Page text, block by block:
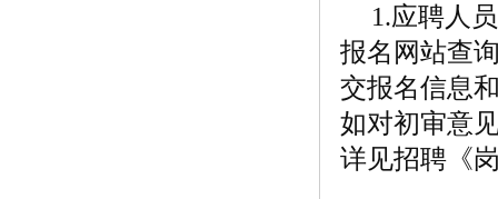
1.应聘人
报名网站查
交报名信息
如对初审意
详见招聘《